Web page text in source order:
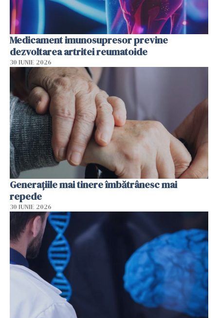
Medicament imunosupresor previne
dezvoltarea artritei reumatoide
30 IUNIE 2026
Generațiile mai tinere îmbătrânesc mai
repede
30 IUNIE 2026